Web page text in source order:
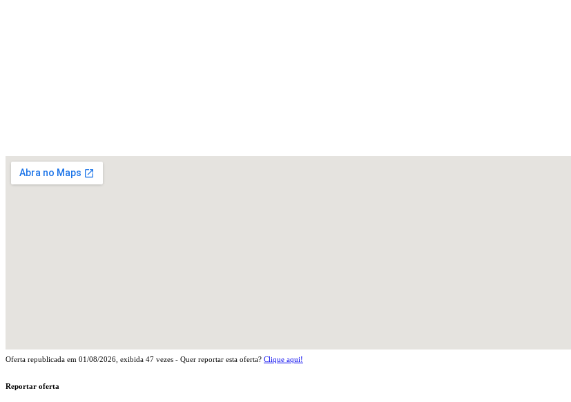
Oferta republicada em 01/08/2026 , exibida 47 vezes - Quer reportar esta oferta? Clique aqui!
Reportar oferta